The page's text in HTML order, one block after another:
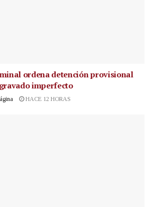
ordena detención provisional
imperfecto
HACE 12 HORAS